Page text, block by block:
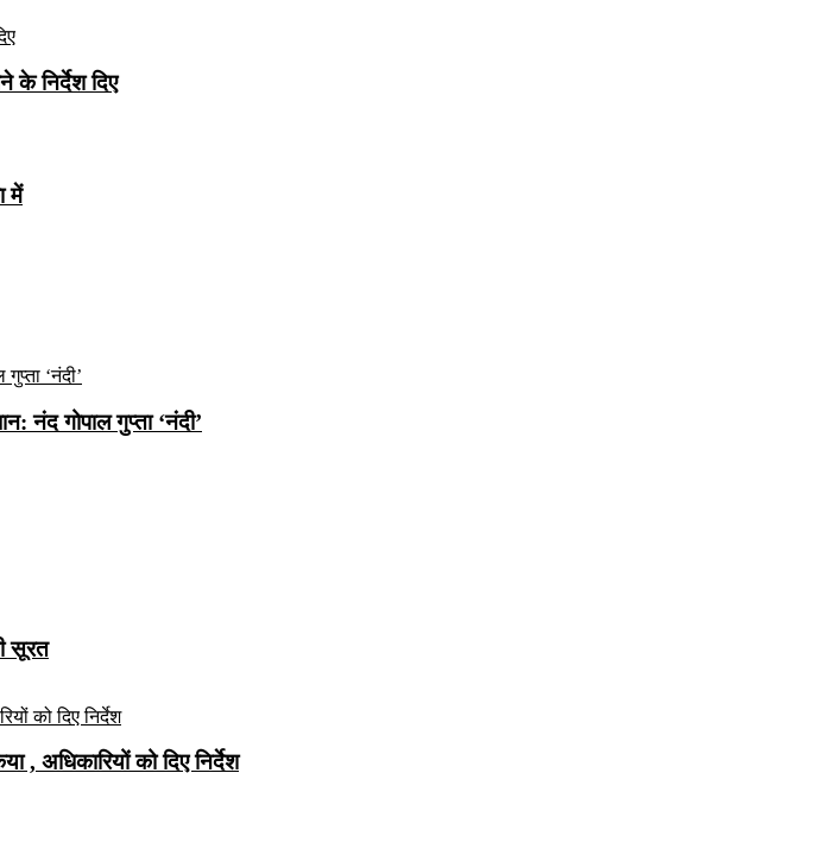
के निर्देश दिए
में
नंद गोपाल गुप्ता ‘नंदी’
सूरत
, अधिकारियों को दिए निर्देश